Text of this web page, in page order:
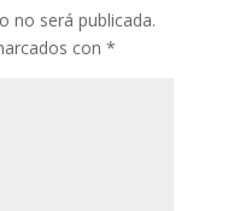
no será publicada.
con *